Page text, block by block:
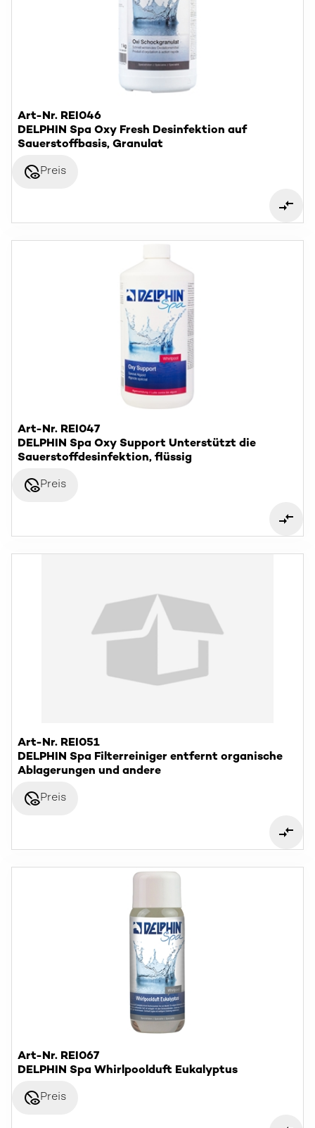
Art-Nr. REI046
DELPHIN Spa Oxy Fresh Desinfektion auf
Sauerstoffbasis, Granulat
disabled_visiblePreis
Art-Nr. REI047
DELPHIN Spa Oxy Support Unterstützt die
Sauerstoffdesinfektion, flüssig
disabled_visiblePreis
Art-Nr. REI051
DELPHIN Spa Filterreiniger entfernt organische
Ablagerungen und andere
disabled_visiblePreis
Art-Nr. REI067
DELPHIN Spa Whirlpoolduft Eukalyptus
disabled_visiblePreis